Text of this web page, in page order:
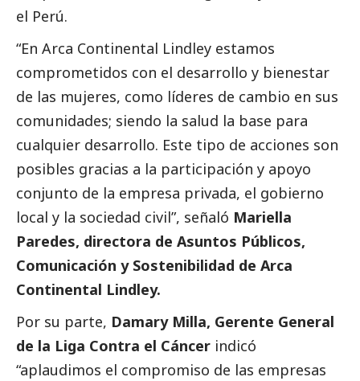
el Perú.
“En Arca Continental Lindley estamos
comprometidos con el desarrollo y bienestar
de las mujeres, como líderes de cambio en sus
comunidades; siendo la salud la base para
cualquier desarrollo. Este tipo de acciones son
posibles gracias a la participación y apoyo
conjunto de la empresa privada, el gobierno
local y la sociedad civil”, señaló Mariella
Paredes, directora de Asuntos Públicos,
Comunicación y Sostenibilidad de Arca
Continental Lindley.
Por su parte, Damary Milla, Gerente General
de la Liga Contra el Cáncer indicó
“aplaudimos el compromiso de las empresas